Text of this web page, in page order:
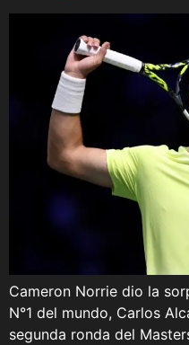
Cameron Norrie dio la
N°1 del mundo, Carlos
segunda ronda del